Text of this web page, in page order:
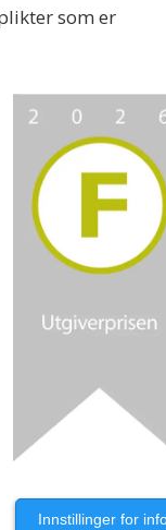
som er
Innstillinger for